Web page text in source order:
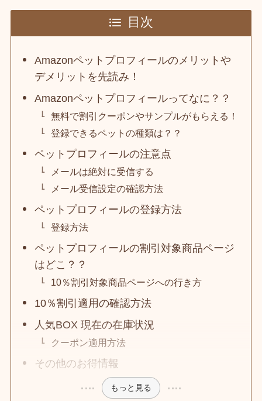
目次
Amazonペットプロフィールのメリットや
デメリットを先読み！
Amazonペットプロフィールってなに？？
無料で割引クーポンやサンプルがもらえる！
登録できるペットの種類は？？
ペットプロフィールの注意点
メールは絶対に受信する
メール受信設定の確認方法
ペットプロフィールの登録方法
登録方法
ペットプロフィールの割引対象商品ページ
はどこ？？
10％割引対象商品ページへの行き方
10％割引適用の確認方法
人気BOX 現在の在庫状況
クーポン適用方法
その他のお得情報
もっと見る